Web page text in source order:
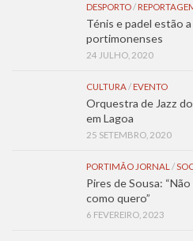
DESPORTO /
Ténis e padel estão
portimonenses
24 JULHO, 2020
CULTURA / EVENTO
Orquestra de Jazz
em Lagoa
25 SETEMBRO, 2020
PORTIMÃO JORNAL /
Pires de Sousa:
como quero”
6 FEVEREIRO, 2023